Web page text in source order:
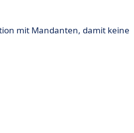
mit Mandanten, damit keine